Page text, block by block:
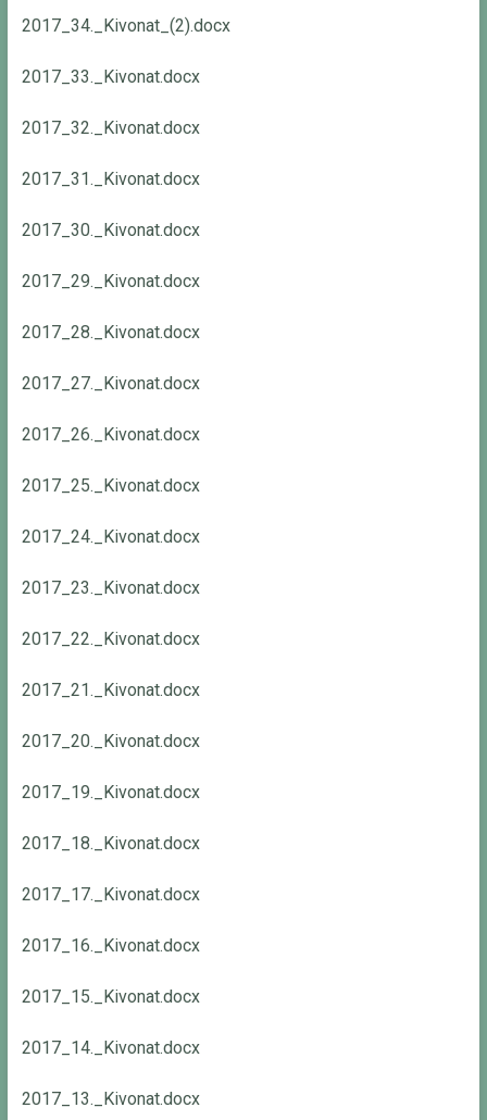
2017_34._Kivonat_(2).docx
2017_33._Kivonat.docx
2017_32._Kivonat.docx
2017_31._Kivonat.docx
2017_30._Kivonat.docx
2017_29._Kivonat.docx
2017_28._Kivonat.docx
2017_27._Kivonat.docx
2017_26._Kivonat.docx
2017_25._Kivonat.docx
2017_24._Kivonat.docx
2017_23._Kivonat.docx
2017_22._Kivonat.docx
2017_21._Kivonat.docx
2017_20._Kivonat.docx
2017_19._Kivonat.docx
2017_18._Kivonat.docx
2017_17._Kivonat.docx
2017_16._Kivonat.docx
2017_15._Kivonat.docx
2017_14._Kivonat.docx
2017_13._Kivonat.docx